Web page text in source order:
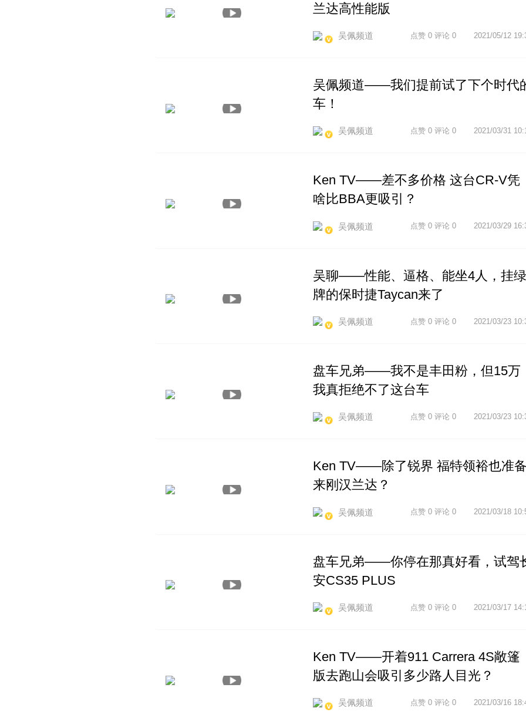
兰达高性能版
吴佩频道 2021/05/12
点赞 0 评论 0
吴佩频道——我们提前试了下个时代
车！
吴佩频道 2021/03/31
点赞 0 评论 0
Ken TV——差不多价格 这台CR-V凭
啥比BBA更吸引？
吴佩频道 2021/03/29
点赞 0 评论 0
吴聊——性能、逼格、能坐4人，挂绿
牌的保时捷Taycan来了
吴佩频道 2021/03/23
点赞 0 评论 0
盘车兄弟——我不是丰田粉，但15万
我真拒绝不了这台车
吴佩频道 2021/03/23
点赞 0 评论 0
Ken TV——除了锐界 福特领裕也准备
来刚汉兰达？
吴佩频道 2021/03/18
点赞 0 评论 0
盘车兄弟——你停在那真好看，试驾
安CS35 PLUS
吴佩频道 2021/03/17
点赞 0 评论 0
Ken TV——开着911 Carrera 4S敞篷
版去跑山会吸引多少路人目光？
吴佩频道 2021/03/16
点赞 0 评论 0